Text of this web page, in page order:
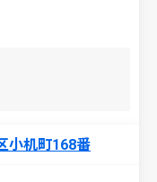
小机町168番